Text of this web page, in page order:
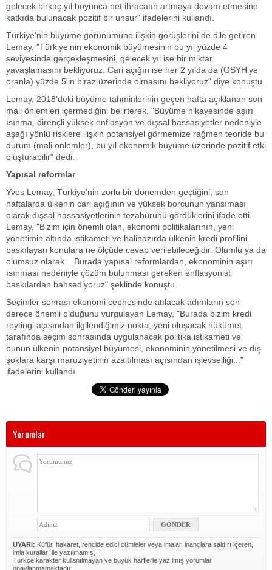
gelecek birkaç yıl boyunca net ihracatın artmaya devam etmesine
katkıda bulunacak pozitif bir unsur" ifadelerini kullandı.
Türkiye’nin büyüme görünümüne ilişkin görüşlerini de dile getiren
Lemay, "Türkiye’nin ekonomik büyümesinin bu yıl yüzde 4
seviyesinde gerçekleşmesini, gelecek yıl ise bir miktar
yavaşlamasını bekliyoruz. Cari açığın ise her 2 yılda da (GSYH’ye
oranla) yüzde 5'in biraz üzerinde olmasını bekliyoruz" diye konuştu.
Lemay, 2018'deki büyüme tahminlerinin geçen hafta açıklanan son
mali önlemleri içermediğini belirterek, "Büyüme hikayesinde aşırı
ısınma, dirençli yüksek enflasyon ve dışsal hassasiyetler nedeniyle
aşağı yönlü risklere ilişkin potansiyel görmemize rağmen teoride bu
durum (mali önlemler), bu yıl ekonomik büyüme üzerinde pozitif etki
oluşturabilir" dedi.
Yapısal reformlar
Yves Lemay, Türkiye’nin zorlu bir dönemden geçtiğini, son
haftalarda ülkenin cari açığının ve yüksek borcunun yansıması
olarak dışsal hassasiyetlerinin tezahürünü gördüklerini ifade etti.
Lemay, "Bizim için önemli olan, ekonomi politikalarının, yeni
yönetimin altında istikameti ve halihazırda ülkenin kredi profilini
baskılayan konulara ne ölçüde cevap verilebileceğidir. Olumlu ya da
olumsuz olarak... Burada yapısal reformlardan, ekonominin aşırı
ısınması nedeniyle çözüm bulunması gereken enflasyonist
baskılardan bahsediyoruz" şeklinde konuştu.
Seçimler sonrası ekonomi cephesinde atılacak adımların son
derece önemli olduğunu vurgulayan Lemay, "Burada bizim kredi
reytingi açısından ilgilendiğimiz nokta, yeni oluşacak hükümet
tarafında seçim sonrasında uygulanacak politika istikameti ve
bunun ülkenin potansiyel büyümesi, ekonominin yönetilmesi ve dış
şoklara karşı maruziyetinin azaltılması açısından işlevselliği..."
ifadelerini kullandı.
Yorumlar
UYARI: Küfür, hakaret, rencide edici cümleler veya imalar, inançlara saldırı içeren,
imla kuralları ile yazılmamış,
Türkçe karakter kullanılmayan ve büyük harflerle yazılmış yorumlar
onaylanmamaktadır.